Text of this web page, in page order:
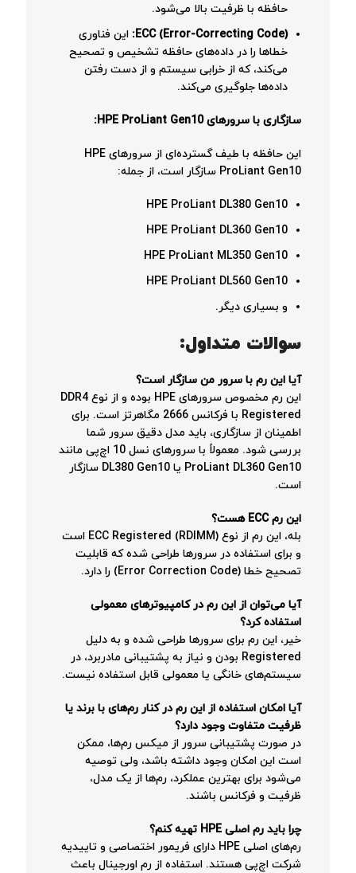
حافظه با ظرفیت بالا می‌شود.
ECC (Error-Correcting Code): این فناوری
خطاها را در داده‌های حافظه تشخیص و تصحیح
می‌کند، که از خرابی سیستم و از دست رفتن
داده‌ها جلوگیری می‌کند.
سازگاری با سرورهای HPE ProLiant Gen10:
این حافظه با طیف گسترده‌ای از سرورهای HPE
ProLiant Gen10 سازگار است، از جمله:
HPE ProLiant DL380 Gen10
HPE ProLiant DL360 Gen10
HPE ProLiant ML350 Gen10
HPE ProLiant DL560 Gen10
و بسیاری دیگر.
سوالات متداول:
آیا این رم با سرور من سازگار است؟
این رم مخصوص سرورهای HPE بوده و از نوع DDR4
Registered با فرکانس 2666 مگاهرتز است. برای
اطمینان از سازگاری، باید مدل دقیق سرور شما
بررسی شود. معمولاً با سرورهای نسل 10 اچ‌پی مانند
ProLiant DL360 Gen10 یا DL380 Gen10 سازگار
است.
این رم ECC هست؟
بله، این رم از نوع ECC Registered (RDIMM) است
و برای استفاده در سرورها طراحی شده که قابلیت
تصحیح خطا (Error Correction Code) را دارد.
آیا می‌توان از این رم در کامپیوترهای معمولی
استفاده کرد؟
خیر، این رم برای سرورها طراحی شده و به دلیل
Registered بودن و نیاز به پشتیبانی مادربرد، در
سیستم‌های خانگی یا معمولی قابل استفاده نیست.
آیا امکان استفاده از این رم در کنار رم‌های با برند یا
ظرفیت متفاوت وجود دارد؟
در صورت پشتیبانی سرور از میکس رم‌ها، ممکن
است این امکان وجود داشته باشد، ولی توصیه
می‌شود برای بهترین عملکرد، رم‌ها از یک مدل،
ظرفیت و فرکانس باشند.
چرا باید رم اصلی HPE تهیه کنم؟
رم‌های اصلی HPE دارای فریمور اختصاصی و تاییدیه
شرکت اچ‌پی هستند. استفاده از رم اورجینال باعث